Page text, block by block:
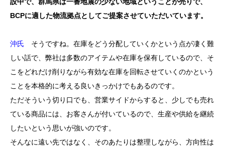
BCPに適した物流拠点としてご提案させていただいています。
沖氏 そうですね。在庫をどう分配していくかという点が凄く難
しい話で、弊社は多数のアイテムや在庫を保有しているので、そ
こをどれだけ削りながら有効な在庫を回転させていくのかという
ことを本格的に考える良いきっかけでもあるのです。
ただそういう切り口でも、営業サイドからすると、少しでも売れ
ている商品には、お客さんが付いているので、生産や供給を継続
したいという思いが強いのです。
そんなに遠い先ではなく、そのあたりは整理しながら、方向性は